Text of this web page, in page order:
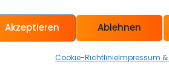
Akzeptieren Ablehnen
Cookie-RichtlinieImpressum